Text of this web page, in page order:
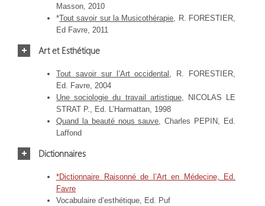
Masson, 2010
*Tout savoir sur la Musicothérapie, R. FORESTIER,
Ed Favre, 2011
Art et Esthétique
Tout savoir sur l’Art occidental , R. FORESTIER,
Ed. Favre, 2004
Une sociologie du travail artistique, NICOLAS LE
STRAT P., Ed. L’Harmattan, 1998
Quand la beauté nous sauve, Charles PEPIN, Ed.
Laffond
Dictionnaires
*Dictionnaire Raisonné de l’Art en Médecine, Ed.
Favre
Vocabulaire d’esthétique, Ed. Puf